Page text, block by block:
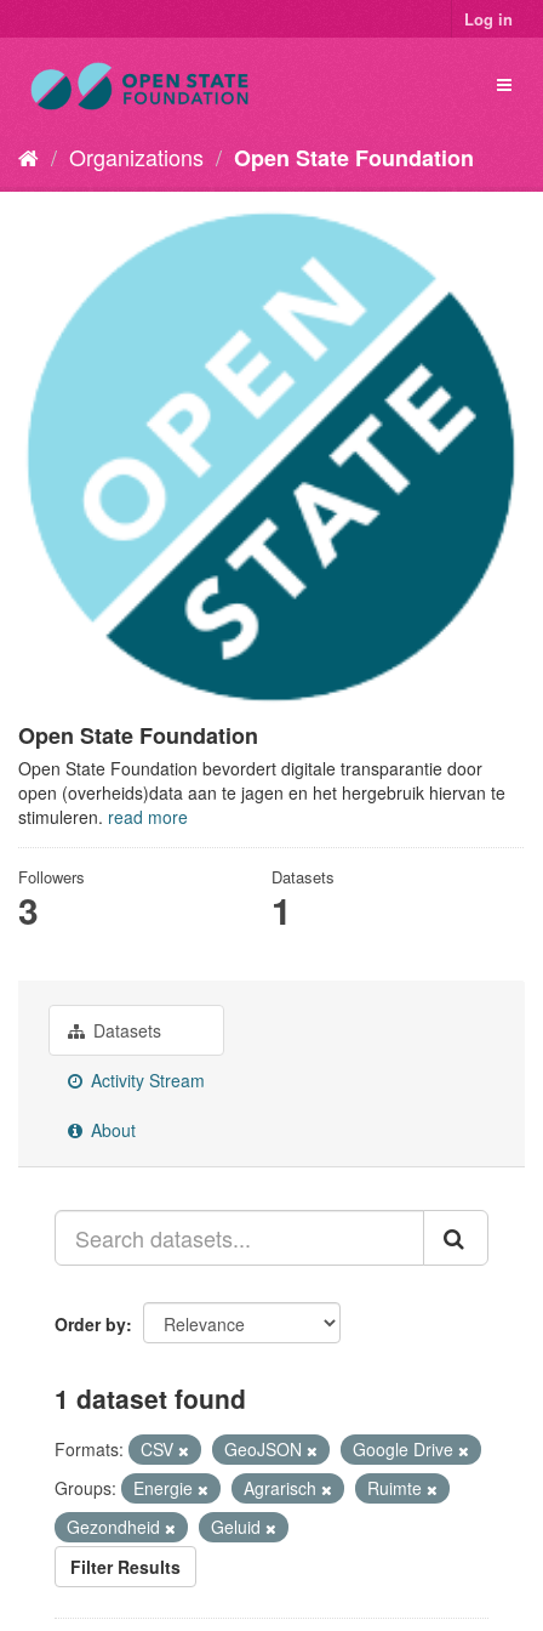
Log in
Organizations Open State Foundation
Open State Foundation
Open State Foundation bevordert digitale transparantie door
open (overheids)data aan te jagen en het hergebruik hiervan te
stimuleren. read more
Followers
3
Datasets
1
Datasets
Activity Stream
About
Order by
1 dataset found
Formats: CSV GeoJSON
Google Drive
Groups:
Energie Agrarisch
Ruimte
Gezondheid
Geluid
Filter Results